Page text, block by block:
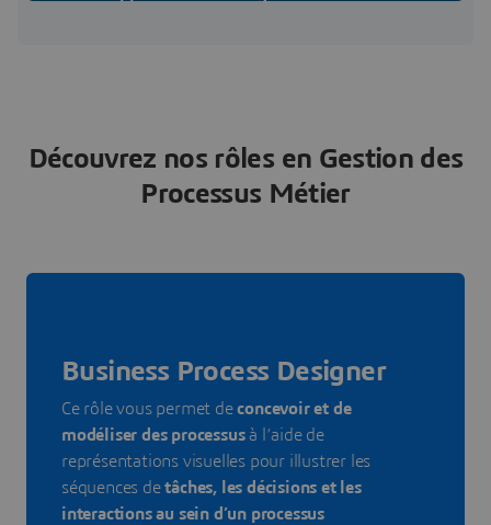
Découvrez nos rôles en Gestion des
Processus Métier
Business Process Designer
Ce rôle vous permet deconcevoir et de
modéliser des processusà l’aide de
représentations visuelles pour illustrer les
séquences detâches, les décisions et les
interactions au sein d’un processus